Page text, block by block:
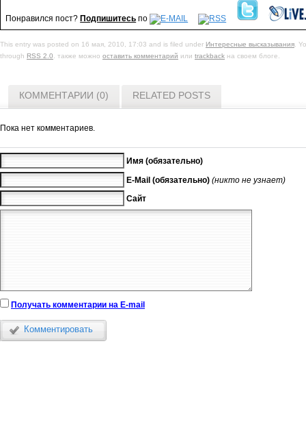
Понравился пост? Подпишитесь по
This entry was posted on 16 мая, 2010, 17:03 and is filed under Интересные высказывания.
through RSS 2.0. также можно оставить комментарий или trackback на своем блоге.
КОММЕНТАРИИ (0) RELATED POSTS
Пока нет комментариев.
Имя (обязательно)
E-Mail (обязательно) (никто не узнает)
Сайт
Получать комментарии на E-mail
Комментировать